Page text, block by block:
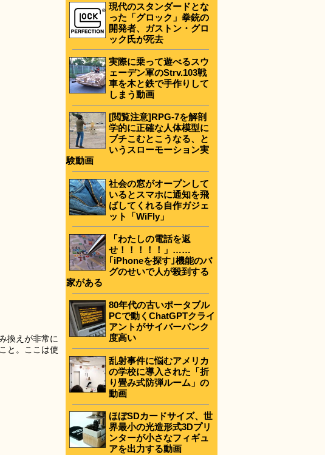
換えが非常に
と。ここは使
現代のスタンダードとな
った「グロック」拳銃の
開発者、ガストン・グロ
ック氏が死去
実際に乗って遊べるスウ
ェーデン軍のStrv.103戦
車を木と鉄で手作りして
しまう動画
[閲覧注意]RPG-7を解剖
学的に正確な人体模型に
ブチこむとこうなる、と
いうスローモーション実
験動画
社会の窓がオープンして
いるとスマホに通知を飛
ばしてくれる自作ガジェ
ット「WiFly」
「わたしの電話を返
せ！！！！！」……
｢iPhoneを探す｣機能のバ
グのせいで人が殺到する
家がある
80年代の古いポータブル
PCで動くChatGPTクライ
アントがサイバーパンク
度高い
乱射事件に悩むアメリカ
の学校に導入された「折
り畳み式防弾ルーム」の
動画
ほぼSDカードサイズ、世
界最小の光造形式3Dプリ
ンターが小さなフィギュ
アを出力する動画